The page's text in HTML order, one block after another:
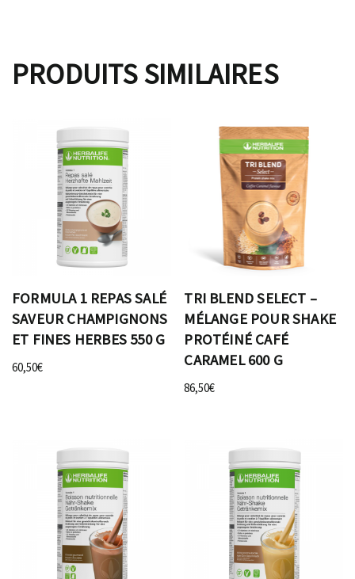
PRODUITS SIMILAIRES
FORMULA 1 REPAS SALÉ
SAVEUR CHAMPIGNONS
ET FINES HERBES 550 G
60,50€
TRI BLEND SELECT –
MÉLANGE POUR SHAKE
PROTÉINÉ CAFÉ
CARAMEL 600 G
86,50€